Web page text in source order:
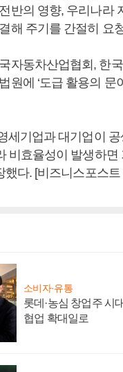
반의 영향, 우리나라
해 주기를 간절히 요
자동차산업협회, 한
원에 ‘도급 활용의
세기업과 대기업이
비효율성이 발생하
했다. [비즈니스포스
소비자·유통
롯데·농심 창업주 시
협업 확대일로